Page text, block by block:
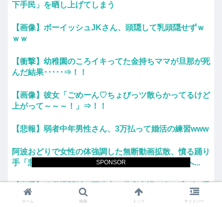
SPONSOR
下手民」を晒し上げてしまう
【画像】ボーイッシュJKさん、頭隠して乳頭隠せずｗ
ｗｗ
【衝撃】幼稚園のころイキってた金持ちママが旦那が死
んだ結果･････⇒！！
【画像】彼女「ごめーん♡ちょびっツ散らかってるけど
上がって～～～！」⇒！！
【悲報】弱者中年男性さん、3万払って婚活の練習www
阿波おどりで女性の体強調した無断動画拡散、憤る踊り
手「悲しいし気持ち悪い」…悪質なケースは警察へ...
用車で民家フェンス接触、手で押し戻し通報せず次...
ホーム 検索 トップ サイドバー